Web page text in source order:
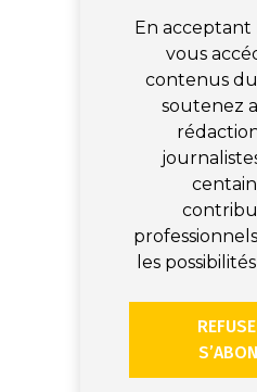
En acceptant
vous
contenus du
soutenez
les